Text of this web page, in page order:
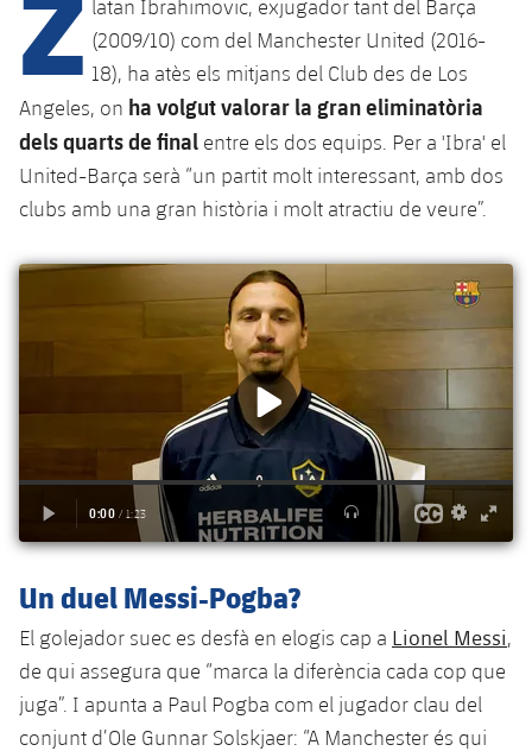
plusicon
més
Instal·lacions
Spotify Camp Nou
Palau Blaugrana
Estadi Johan Cruyff
Ciutat Esportiva
La Masia
plusicon
Serveis
Serveis Mèdics
Accessibilitat
plusicon
més
Acreditacions
SUB13
SUB12
SUB11 A
SUB11 B
SUB10 B
SUB9 B
SUB8 A
SUB13 B
SUB12 C
SUB11 C
Entrades
Gameday Shows
Resultats
Jugadors
Història
Palmarès
Base
Barça Atlètic
Junior
Cadet A
Infantil A
Campus Estiu
PLUSICON
Primer Equip
plusicon
més
Actualitat
Calendari
Resultats
Classificació
Jugadors
Fotos
Història
Palmarès
Barça Atlètic
plusicon
més
Actualitat
Classificació
Jugadors
Base
Cadet B
Infantil B
Actualitat
Calendari
Resultats
Classificació
Barça Atlètic
plusicon
Actualitat
Calendari
Resultats
Jugadors
plusicon
més
Actualitat
Juvenil
Cadet
Campus Verano
PLUSICON
MÉS
Primer equip
plusicon
més
latan Ibrahimovic, exjugador tant del Barça
(2009/10) com del Manchester United (2016-
18), ha atès els mitjans del Club des de Los
Angeles, on ha volgut valorar la gran eliminatòria
dels quarts de final entre els dos equips. Per a 'Ibra' el
United-Barça serà “un partit molt interessant, amb dos
clubs amb una gran història i molt atractiu de veure”.
Un duel Messi-Pogba?
El golejador suec es desfà en elogis cap a Lionel Messi,
de qui assegura que “marca la diferència cada cop que
juga”. I apunta a Paul Pogba com el jugador clau del
conjunt d’Ole Gunnar Solskjaer: “A Manchester és qui